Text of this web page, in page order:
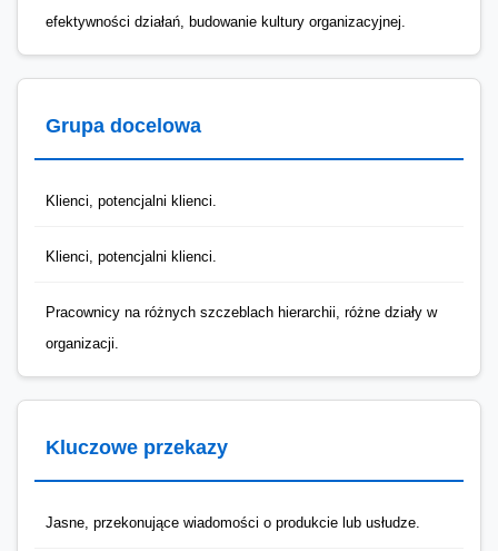
efektywności działań, budowanie kultury organizacyjnej.
Grupa docelowa
Klienci, potencjalni klienci.
Klienci, potencjalni klienci.
Pracownicy na różnych szczeblach hierarchii, różne działy w
organizacji.
Kluczowe przekazy
Jasne, przekonujące wiadomości o produkcie lub usłudze.